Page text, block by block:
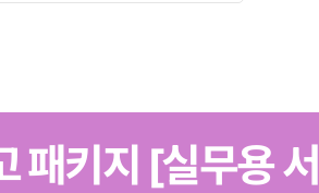
패키지 [실무용